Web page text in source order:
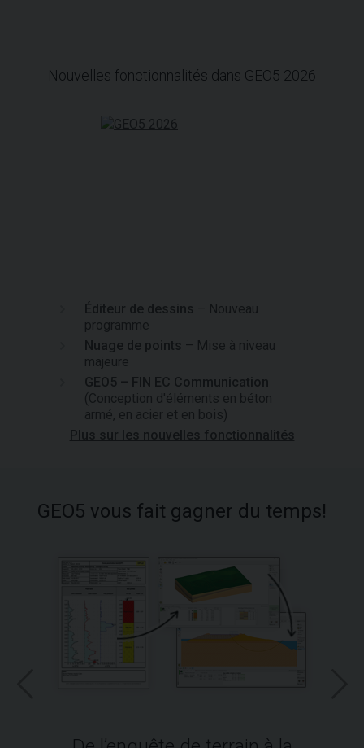
Nouvelles fonctionnalités dans GEO5 2026
Éditeur de dessins – Nouveau
programme
Nuage de points – Mise à niveau
majeure
GEO5 – FIN EC Communication
(Conception d'éléments en béton
armé, en acier et en bois)
Plus sur les nouvelles fonctionnalités
GEO5 vous fait gagner du temps!